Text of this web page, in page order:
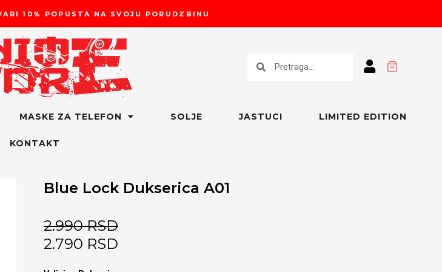
10% POPUSTA NA SVOJU PORUDZBINU
MASKE ZA TELEFON SOLJE JASTUCI LIMITED EDITION
KONTAKT
Blue Lock Dukserica A01
2.990RSD
2.790 RSD